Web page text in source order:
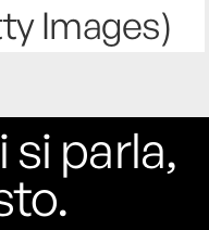
Images)
si parla,